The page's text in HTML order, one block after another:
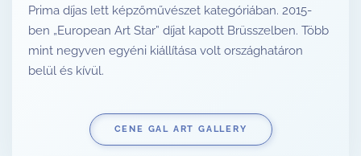
Prima díjas lett képzőművészet kategóriában. 2015-
ben „European Art Star” díjat kapott Brüsszelben. Több
mint negyven egyéni kiállítása volt országhatáron
belül és kívül.
CENE GAL ART GALLERY